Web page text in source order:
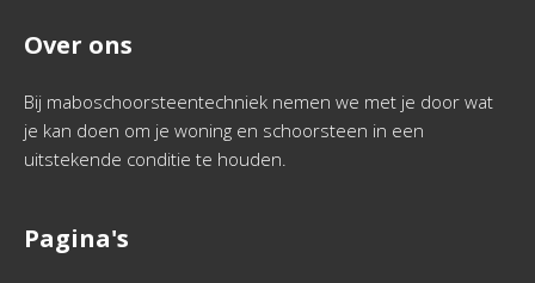
Over ons
Bij maboschoorsteentechniek nemen we met je door wat
je kan doen om je woning en schoorsteen in een
uitstekende conditie te houden.
Pagina's